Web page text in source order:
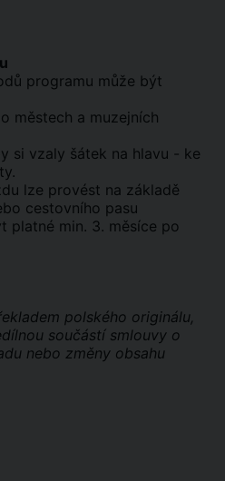
programu může být
městech a muzejních
si vzaly šátek na hlavu - ke
lze provést na základě
cestovního pasu
platné min. 3. měsíce po
polského originálu,
součástí smlouvy o
nebo změny obsahu